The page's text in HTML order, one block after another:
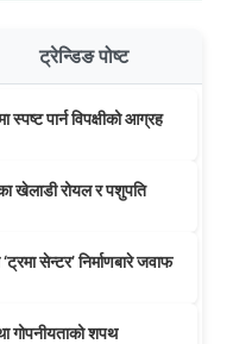
ट्रेन्डिङ पोष्ट
स्पष्ट पार्न विपक्षीको आग्रह
खेलाडी रोयल र पशुपति
सेन्टर’ निर्माणबारे जवाफ
गोपनीयताको शपथ